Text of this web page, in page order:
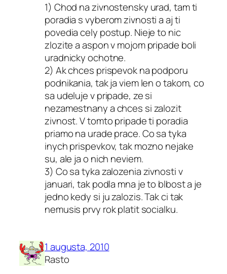
1) Chod na zivnostensky urad, tam ti
poradia s vyberom zivnosti a aj ti
povedia cely postup. Nieje to nic
zlozite a aspon v mojom pripade boli
uradnicky ochotne.
2) Ak chces prispevok na podporu
podnikania, tak ja viem len o takom, co
sa udeluje v pripade, ze si
nezamestnany a chces si zalozit
zivnost. V tomto pripade ti poradia
priamo na urade prace. Co sa tyka
inych prispevkov, tak mozno nejake
su, ale ja o nich neviem.
3) Co sa tyka zalozenia zivnosti v
januari, tak podla mna je to blbost a je
jedno kedy si ju zalozis. Tak ci tak
nemusis prvy rok platit socialku.
1 augusta, 2010
Rasto